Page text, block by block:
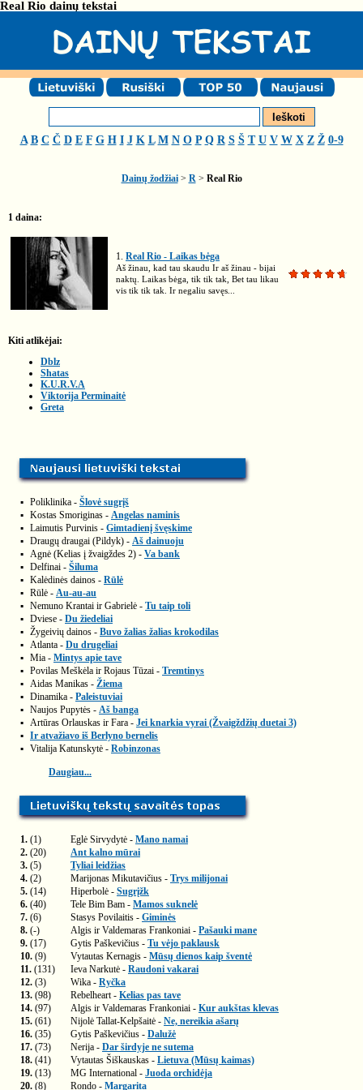
Real Rio dainų tekstai
A B C Č D E F G H I J K L M N O P Q R S Š T U V W X Z Ž 0-9
Dainų žodžiai> R> Real Rio
1 daina:
1. Real Rio - Laikas bėga
Aš žinau, kad tau skaudu Ir aš žinau - bijai
naktų. Laikas bėga, tik tik tak, Bet tau likau
vis tik tik tak. Ir negaliu savęs...
Kiti atlikėjai:
Dblz
Shatas
K.U.R.V.A
Viktorija Perminaitė
Greta
▪ Poliklinika - Šlovė sugrįš
▪ Kostas Smoriginas - Angelas naminis
▪ Laimutis Purvinis - Gimtadienį švęskime
▪ Draugų draugai (Pildyk) - Aš dainuoju
▪ Agnė (Kelias į žvaigždes 2) - Va bank
▪ Delfinai - Šiluma
▪ Kalėdinės dainos - Rūlė
▪ Rūlė - Au-au-au
▪ Nemuno Krantai ir Gabrielė - Tu taip toli
▪ Dviese - Du žiedeliai
▪ Žygeivių dainos - Buvo žalias žalias krokodilas
▪ Atlanta - Du drugeliai
▪ Mia - Mintys apie tave
▪ Povilas Meškėla ir Rojaus Tūzai - Tremtinys
▪ Aidas Manikas - Žiema
▪ Dinamika - Paleistuviai
▪ Naujos Pupytės - Aš banga
▪ Artūras Orlauskas ir Fara - Jei knarkia vyrai (Žvaigždžių duetai 3)
▪ Ir atvažiavo iš Berlyno bernelis
▪ Vitalija Katunskytė - Robinzonas
Daugiau...
1. (1) Eglė Sirvydytė - Mano namai
2. (20)
Ant kalno mūrai
3. (5)
Tyliai leidžias
4. (2) Marijonas Mikutavičius - Trys milijonai
5. (14) Hiperbolė - Sugrįžk
6. (40) Tele Bim Bam - Mamos suknelė
7. (6) Stasys Povilaitis - Giminės
8. (-) Algis ir Valdemaras Frankoniai - Pašauki mane
9. (17) Gytis Paškevičius - Tu vėjo paklausk
10. (9) Vytautas Kernagis - Mūsų dienos kaip šventė
11. (131) Ieva Narkutė - Raudoni vakarai
12. (3) Wika - Ryčka
13. (98) Rebelheart - Kelias pas tave
14. (97) Algis ir Valdemaras Frankoniai - Kur aukštas klevas
15. (61) Nijolė Tallat-Kelpšaitė - Ne, nereikia ašarų
16. (35) Gytis Paškevičius - Dalužė
17. (73) Nerija - Dar širdyje ne sutema
18. (41) Vytautas Šiškauskas - Lietuva (Mūsų kaimas)
19. (13) MG International - Juoda orchidėja
20. (8) Rondo - Margarita